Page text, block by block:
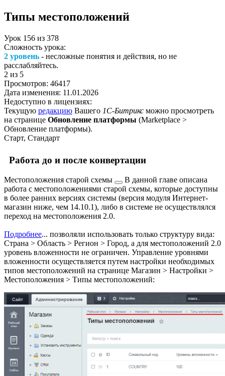
Типы местоположений
Урок 156 из 378
Сложность урока:
2 уровень - несложные понятия и действия, но не
расслабляйтесь.
2 из 5
Просмотров: 46417
Дата изменения: 11.01.2026
Недоступно в лицензиях:
Текущую редакцию Вашего 1С-Битрикс можно просмотреть
на странице Обновление платформы (Marketplace >
Обновление платформы).
Старт, Стандарт
Работа до и после конвертации
Местоположения старой схемы
В данной главе описана
работа с местоположениями старой схемы, которые доступны
в более ранних версиях системы (версия модуля Интернет-
магазин ниже, чем 14.10.1), либо в системе не осуществлялся
переход на местоположения 2.0.
Подробнее... позволяли использовать только структуру вида:
Страна > Область > Регион > Город, а для местоположений 2.0
уровень вложенности не ограничен. Управление уровнями
вложенности осуществляется путем настройки необходимых
типов местоположений на странице Магазин > Настройки >
Местоположения > Типы местоположений: